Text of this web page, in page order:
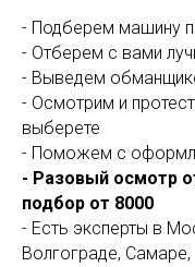
- Подберем машину
- Отберем с вами
- Выведем
- Осмотрим и
выберете
- Поможем с
- Разовый осмотр
подбор от 8000
- Есть эксперты в
Волгограде, Самаре,